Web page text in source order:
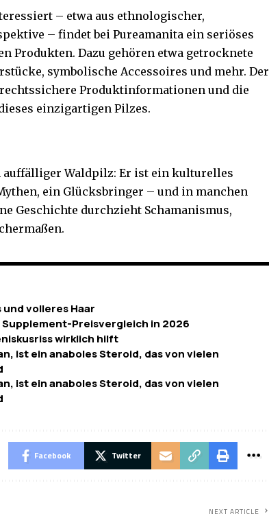
– etwa aus ethnologischer,
– findet bei Pureamanita ein seriöses
Produkten. Dazu gehören etwa getrocknete
symbolische Accessoires und mehr. Der
Produktinformationen und die
einzigartigen Pilzes.
Waldpilz: Er ist ein kulturelles
ein Glücksbringer – und in manchen
Geschichte durchzieht Schamanismus,
volleres Haar
Preisvergleich in 2026
wirklich hilft
ist ein anaboles Steroid, das von vielen
ist ein anaboles Steroid, das von vielen
Facebook Twitter
NEXT ARTICLE